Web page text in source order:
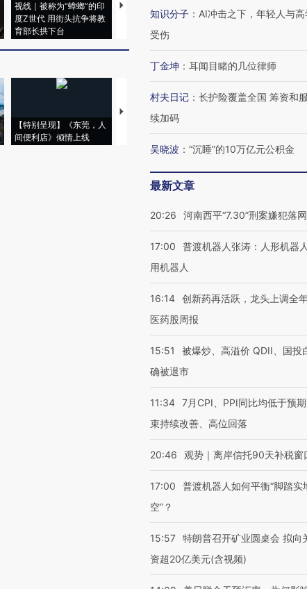
视线｜被称为“蟑螂”的印
度Z世代 用街头抗争将教
育部长拱下台
视线｜“入侵”还是“人道危
机”？难民潮撕裂西班牙
飞地休达
128毫米 紧急转移近
【特别呈现】《东莞，人
间便利店》倾情上线
【推广】走进第四届链博
会，让数智科技“链”接产
有意思的生活方式·
知识分子 ： AI冲击之下，年轻人与
受伤
丁金坤 ： 耳闻目睹的几位律师
村夫日记 ： 长护险覆盖全国 筹资和
续加码
吴晓波 ： “沉睡”的10万亿元公积金
最新文章
20:26 河南西平“7.30”刑案嫌犯落网
17:00
普渡机器人张涛：人形机器
用机器人
16:14 创新药再活跃，龙头上调全
医药股周报
15:51
被爆炒、高溢价 QDII、国投
确被退市
11:34 7月CPI、PPI同比均低于预
束持续改善、高位回落
20:46 观势｜离岸信托90天补税窗
17:00
普渡机器人如何平衡“脚踏实
空”？
15:57 特朗普召开矿业圆桌会 拟向
资超20亿美元(含视频)